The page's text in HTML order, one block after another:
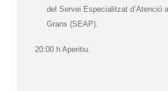
del Servei Especialitzat d’Atenció
Grans (SEAP).
20:00 h Aperitiu.